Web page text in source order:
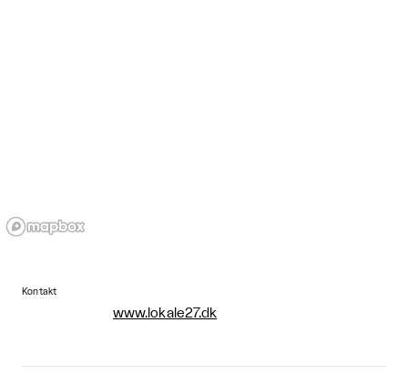
Kontakt
www.lokale27.dk